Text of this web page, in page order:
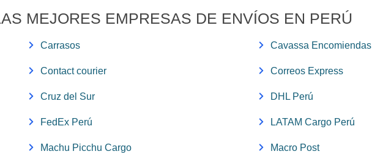
MEJORES EMPRESAS DE ENVÍOS EN PERÚ
Carrasos Cavassa Encomiendas
Contact courier Correos Express
Cruz del Sur DHL Perú
FedEx Perú LATAM Cargo Perú
Machu Picchu Cargo Macro Post